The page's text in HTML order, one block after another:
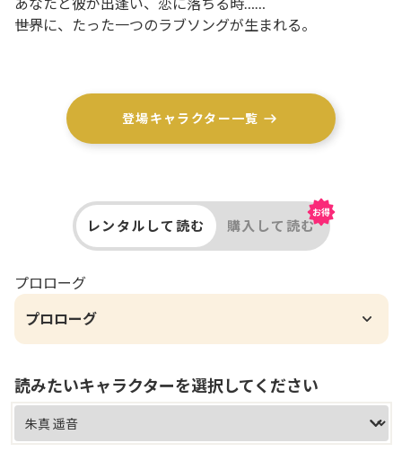
――世界に、たった一つのラブソングが生まれる。
登場キャラクター一覧
レンタルして読む 購入して読む
プロローグ
プロローグ
読みたいキャラクターを選択してください